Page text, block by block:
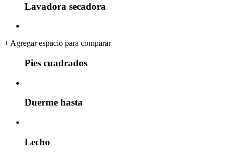
Lavadora secadora
+ Agregar espacio para comparar
Pies cuadrados
Duerme hasta
Lecho